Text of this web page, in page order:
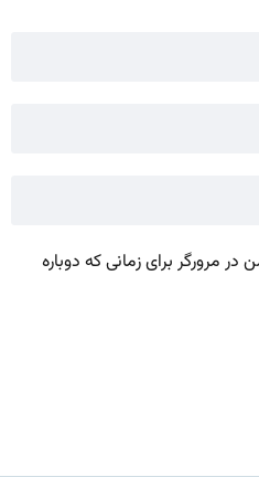
مرورگر برای زمانی که دوباره